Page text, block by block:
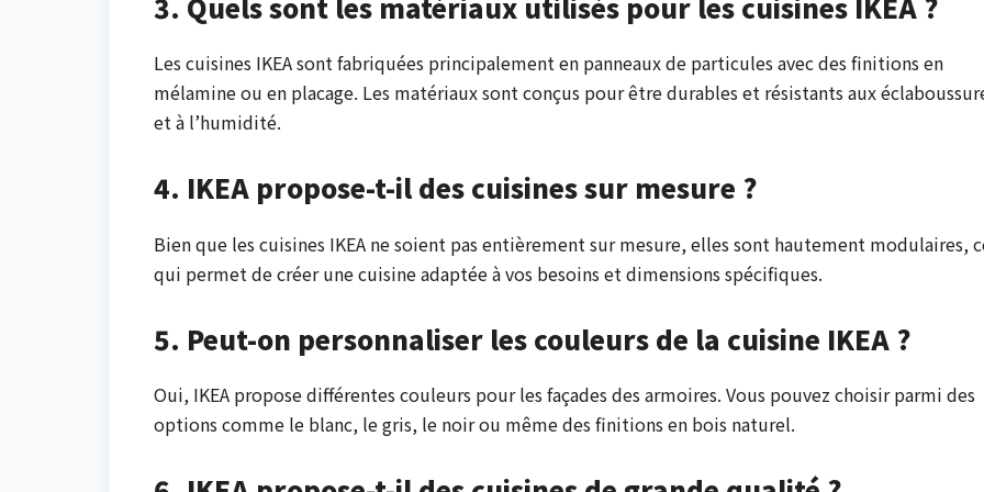
Les cuisines IKEA sont fabriquées principalement en panneaux de particules avec des finitions en
mélamine ou en placage. Les matériaux sont conçus pour être durables et résistants aux
et à l’humidité.
4. IKEA propose-t-il des cuisines sur mesure ?
Bien que les cuisines IKEA ne soient pas entièrement sur mesure, elles sont hautement modulaires,
qui permet de créer une cuisine adaptée à vos besoins et dimensions spécifiques.
5. Peut-on personnaliser les couleurs de la cuisine IKEA ?
Oui, IKEA propose différentes couleurs pour les façades des armoires. Vous pouvez choisir parmi des
options comme le blanc, le gris, le noir ou même des finitions en bois naturel.